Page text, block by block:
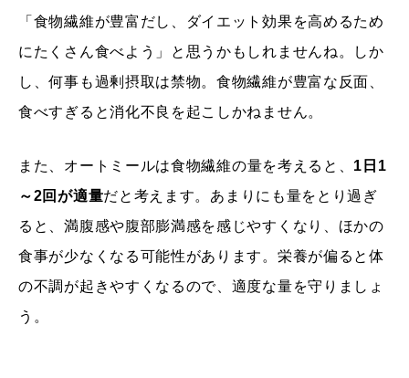
「食物繊維が豊富だし、ダイエット効果を高めるため
にたくさん食べよう」と思うかもしれませんね。しか
し、何事も過剰摂取は禁物。食物繊維が豊富な反面、
食べすぎると消化不良を起こしかねません。
また、オートミールは食物繊維の量を考えると、 1日1
～2回が適量だと考えます。あまりにも量をとり過ぎ
ると、満腹感や腹部膨満感を感じやすくなり、ほかの
食事が少なくなる可能性があります。栄養が偏ると体
の不調が起きやすくなるので、適度な量を守りましょ
う。